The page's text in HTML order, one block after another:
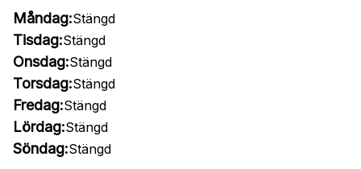
Måndag:Stängd
Tisdag:Stängd
Onsdag:Stängd
Torsdag:Stängd
Fredag:Stängd
Lördag:Stängd
Söndag:Stängd